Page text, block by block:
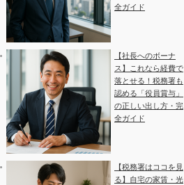
全ガイド
【社長へのボーナ
ス】これなら経費で
落とせる！税務署も
認める「役員賞与」
の正しい出し方・完
全ガイド
【税務署はココを見
る】自宅の家賃・光